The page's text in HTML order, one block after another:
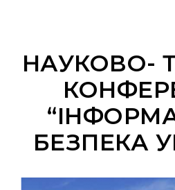
НАУКОВО-
БЕЗПЕКА